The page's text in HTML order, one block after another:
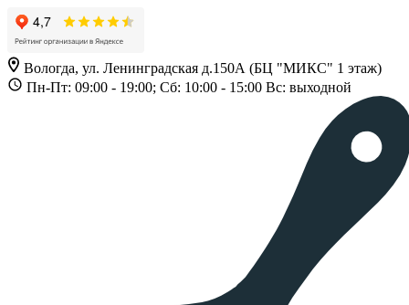
Вологда, ул. Ленинградская д.150А (БЦ "МИКС" 1 этаж)
Пн-Пт: 09:00 - 19:00; Сб: 10:00 - 15:00 Вс: выходной